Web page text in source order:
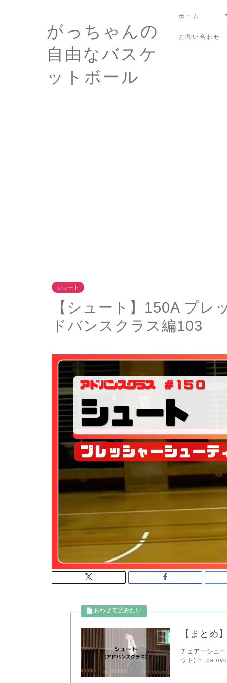
がっちゃんの
自由なバスケ
ットボール
ホーム
お問い合わせ
シュート
【シュート】150A プ
ドバンスクラス編103
【まとめ
チェアーシュ
ウト) https://